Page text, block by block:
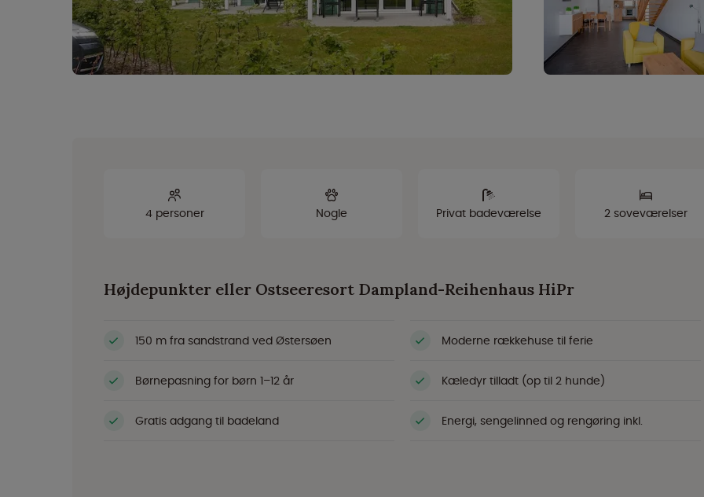
4 personer Nogle Privat badeværelse 2 soveværelser
Højdepunkter eller Ostseeresort Dampland-Reihenhaus HiPr
150 m fra sandstrand ved Østersøen Moderne rækkehuse til ferie
Børnepasning for børn 1–12 år Kæledyr tilladt (op til 2 hunde)
Gratis adgang til badeland Energi, sengelinned og rengøring inkl.